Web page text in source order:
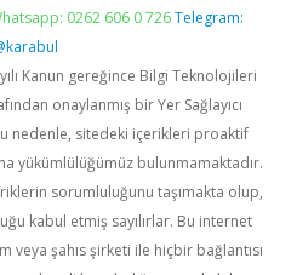
0262 606 0 726 Telegram:
Kanun gereğince Bilgi Teknolojileri
onaylanmış bir Yer Sağlayıcı
nedenle, sitedeki içerikleri proaktif
yükümlülüğümüz bulunmamaktadır.
sorumluluğunu taşımakta olup,
kabul etmiş sayılırlar. Bu internet
veya şahıs şirketi ile hiçbir bağlantısı